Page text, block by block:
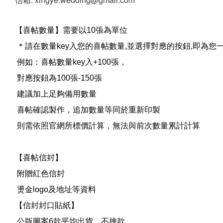
【喜帖數量】需要以10張為單位
＊請在數量key入您的喜帖數量,並選擇對應的按鈕,即為您
例如：喜帖數量key入+100張，
對應按鈕為100張-150張
建議加上足夠備用數量
喜帖確認製作，追加數量等同於重新印製
則需依照官網所標價計算，無法與前次數量累計計算
【喜帖信封】
附贈紅色信封
燙金logo及地址等資料
【信封封口貼紙】
公版圖案6款平均出貨，不挑款